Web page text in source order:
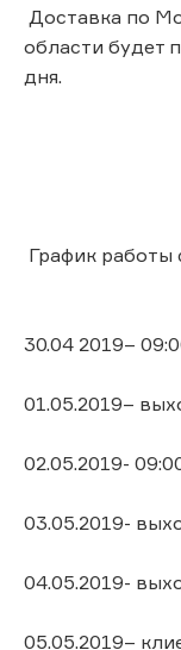
Доставка по
области будет
дня.
График работы
30.04 2019–
01.05.2019–
02.05.2019-
03.05.2019-
04.05.2019-
05.05.2019–